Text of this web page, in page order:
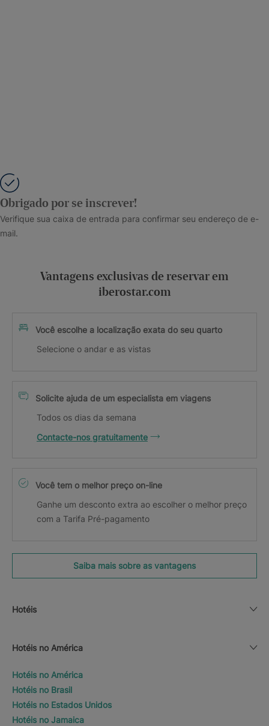
Obrigado por se inscrever!
Verifique sua caixa de entrada para confirmar seu endereço de e-
mail.
Vantagens exclusivas de reservar em
iberostar.com
Você escolhe a localização exata do seu quarto
Selecione o andar e as vistas
Solicite ajuda de um especialista em viagens
Todos os dias da semana
Contacte-nos gratuitamente
Você tem o melhor preço on-line
Ganhe um desconto extra ao escolher o melhor preço
com a Tarifa Pré-pagamento
Saiba mais sobre as vantagens
Hotéis
Hotéis no América
Hotéis no América
Hotéis no Brasil
Hotéis no Estados Unidos
Hotéis no Jamaica